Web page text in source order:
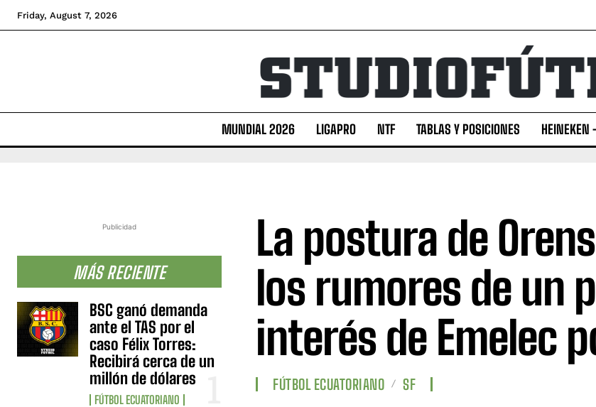
Friday, August 7, 2026
MUNDIAL 2026 LIGAPRO NTF TABLAS Y POSICIONES HEINEKEN
Publicidad
MÁS RECIENTE
BSC ganó demanda
ante el TAS por el
caso Félix Torres:
Recibirá cerca de un
millón de dólares
FÚTBOL ECUATORIANO
La postura de
los rumores de un
interés de Emelec
FÚTBOL ECUATORIANO SF